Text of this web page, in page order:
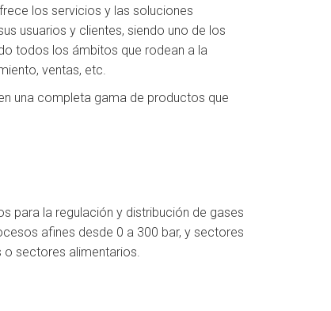
los servicios y las soluciones
usuarios y clientes, siendo uno de los
todos los ámbitos que rodean a la
ventas, etc.
una completa gama de productos que
para la regulación y distribución de gases
afines desde 0 a 300 bar, y sectores
o sectores alimentarios.